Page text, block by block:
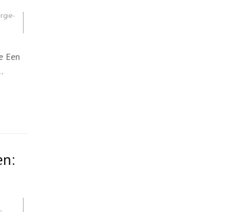
Een
,